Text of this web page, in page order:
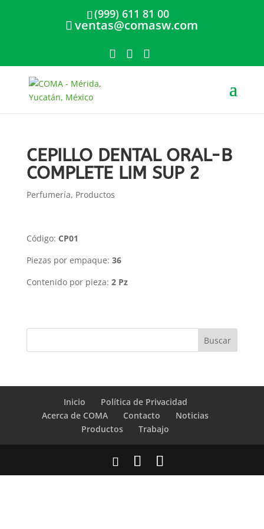
(999) 611 81 00
ventas@comasw.com
CEPILLO DENTAL ORAL-B
COMPLETE LIM SUP 2
Perfumería, Productos
Código: CP01
Piezas por empaque: 36
Contenido por pieza: 2 Pz
Inicio
Política de Privacidad
Acerca de COMA
Contacto
Noticias
Productos
Trabajo